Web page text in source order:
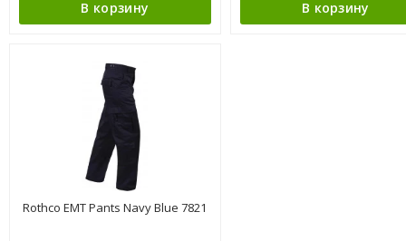
В корзину В корзину
Rothco EMT Pants Navy Blue 7821